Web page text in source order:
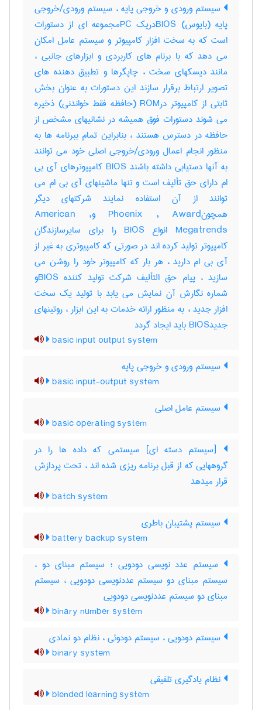
سیستم ورودی و خروجی پایه ، سیستم ورودی/خروجی
پایه (بایوس) BIOSدریک PCمجموعه ای از دستورات
است که به سخت افزار کامپیوتر و سیستم عامل امکان
می دهد که با برنام های کاربردی و ابزارهای جانبی ،
مانند دیسکهای سخت ، چاپگرها و تطبیق دهنده های
تصویر ارتباط برقرار سازند این دستورات به عنوان بخش
ثابتی از کامپیوتر درROM (حافظه فقط خواندنی) ذخیره
می شوند دستورات فوق همیشه در نشانیهای مشخص از
حافظه در دسترس هستند ، بنابراین تمام ببرنامه ها به
منظور انجام اعمال ورودی/خروجی اصلی خود می توانند
به آنها دستیابی داشته باشند BIOS کامپیوترهای آی بی
ام دارای حق تألیف است و تنها ماشینهای آی بی ام می
توانند از آن استفاده نمایند شرکتهای دیگر
همچونPhoenix , Award وAmerican ,
Megatrends انواع BIOS را برای سایرسازندگان
کامپیوتر تولید کرده اند در صورتی که کامپیوتری به غیر از
آی بی ام دارید ، هر بار که کامپیوتر خود را روشن می
سازید ، پیام حق التألیف شرکت تولید کننده BIOSو
شماره نگارش آن نمایش می یابد با تولید یک سخت
افزار جدید ، به منظور ارائه خدمات به این ابزار ، روتینهای
جدیدBIOS باید ایجاد گردد
basic input output system
سیستم ورودی و خروجی پایه
basic input-output system
سیستم عامل اصلی
basic operating system
[سیستم دسته ای] سیستمی که داده ها را در
گروههایی که از قبل برنامه ریزی شده اند ، تحت پردازش
قرار میدهد
batch system
سیستم پشتیبان باطری
battery backup system
سیستم عدد نویسی دودویی ؛ سیستم مبنای دو ،
سیستم مبنای دو سیستم عددنویسی دودویی ، سیستم
مبنای دو سیستم عددنویسی دودویی
binary number system
سیستم دودویی ، سیستم دودوئی ، نظام دو نمادی
binary system
نظام یادگیری تلفیقی
blended learning system